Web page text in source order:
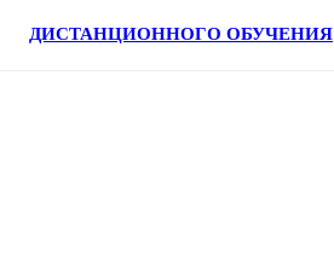
ДИСТАНЦИОННОГО ОБУЧЕНИЯ